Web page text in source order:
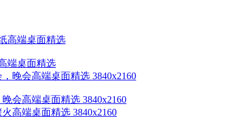
端桌面精选
会高端桌面精选 3840x2160